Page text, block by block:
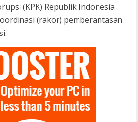
(KPK) Republik Indonesia
(rakor) pemberantasan